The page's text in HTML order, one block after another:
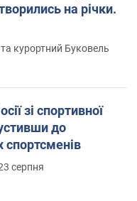
на річки.
курортний Буковель
зі спортивної
до
спортсменів
серпня